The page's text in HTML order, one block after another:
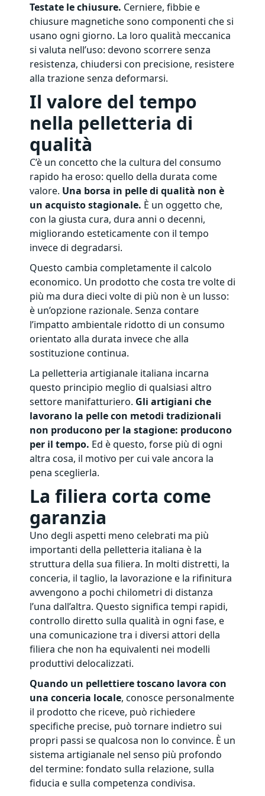
Testate le chiusure. Cerniere, fibbie e
chiusure magnetiche sono componenti che si
usano ogni giorno. La loro qualità meccanica
si valuta nell’uso: devono scorrere senza
resistenza, chiudersi con precisione, resistere
alla trazione senza deformarsi.
Il valore del tempo
nella pelletteria di
qualità
C’è un concetto che la cultura del consumo
rapido ha eroso: quello della durata come
valore. Una borsa in pelle di qualità non è
un acquisto stagionale. È un oggetto che,
con la giusta cura, dura anni o decenni,
migliorando esteticamente con il tempo
invece di degradarsi.
Questo cambia completamente il calcolo
economico. Un prodotto che costa tre volte di
più ma dura dieci volte di più non è un lusso:
è un’opzione razionale. Senza contare
l’impatto ambientale ridotto di un consumo
orientato alla durata invece che alla
sostituzione continua.
La pelletteria artigianale italiana incarna
questo principio meglio di qualsiasi altro
settore manifatturiero. Gli artigiani che
lavorano la pelle con metodi tradizionali
non producono per la stagione: producono
per il tempo. Ed è questo, forse più di ogni
altra cosa, il motivo per cui vale ancora la
pena sceglierla.
La filiera corta come
garanzia
Uno degli aspetti meno celebrati ma più
importanti della pelletteria italiana è la
struttura della sua filiera. In molti distretti, la
conceria, il taglio, la lavorazione e la rifinitura
avvengono a pochi chilometri di distanza
l’una dall’altra. Questo significa tempi rapidi,
controllo diretto sulla qualità in ogni fase, e
una comunicazione tra i diversi attori della
filiera che non ha equivalenti nei modelli
produttivi delocalizzati.
Quando un pellettiere toscano lavora con
una conceria locale, conosce personalmente
il prodotto che riceve, può richiedere
specifiche precise, può tornare indietro sui
propri passi se qualcosa non lo convince. È un
sistema artigianale nel senso più profondo
del termine: fondato sulla relazione, sulla
fiducia e sulla competenza condivisa.